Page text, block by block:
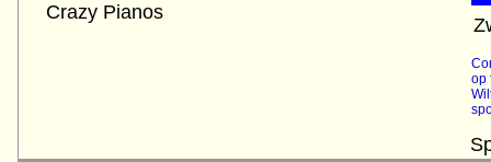
Crazy Pianos
op